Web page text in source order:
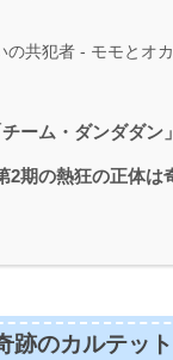
の共犯者 - モモとオ
ーム・ダンダダン
2期の熱狂の正体は
跡のカルテッ